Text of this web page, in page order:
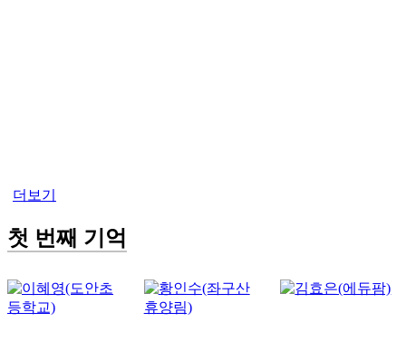
더보기
첫 번째 기억